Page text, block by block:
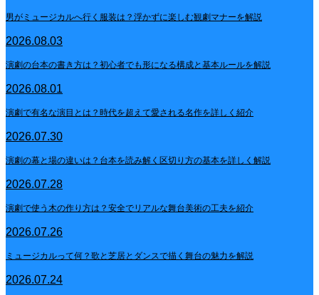
男がミュージカルへ行く服装は？浮かずに楽しむ観劇マナーを解説
2026.08.03
演劇の台本の書き方は？初心者でも形になる構成と基本ルールを解説
2026.08.01
演劇で有名な演目とは？時代を超えて愛される名作を詳しく紹介
2026.07.30
演劇の幕と場の違いは？台本を読み解く区切り方の基本を詳しく解説
2026.07.28
演劇で使う木の作り方は？安全でリアルな舞台美術の工夫を紹介
2026.07.26
ミュージカルって何？歌と芝居とダンスで描く舞台の魅力を解説
2026.07.24